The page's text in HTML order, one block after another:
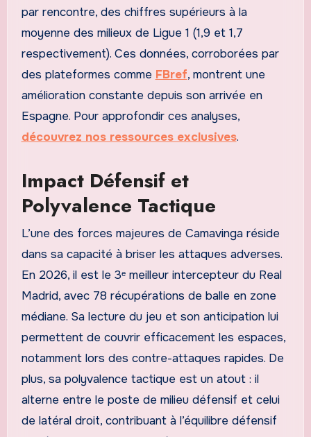
par rencontre, des chiffres supérieurs à la
moyenne des milieux de Ligue 1 (1,9 et 1,7
respectivement). Ces données, corroborées par
des plateformes comme FBref, montrent une
amélioration constante depuis son arrivée en
Espagne. Pour approfondir ces analyses,
découvrez nos ressources exclusives.
Impact Défensif et
Polyvalence Tactique
L’une des forces majeures de Camavinga réside
dans sa capacité à briser les attaques adverses.
En 2026, il est le 3ᵉ meilleur intercepteur du Real
Madrid, avec 78 récupérations de balle en zone
médiane. Sa lecture du jeu et son anticipation lui
permettent de couvrir efficacement les espaces,
notamment lors des contre-attaques rapides. De
plus, sa polyvalence tactique est un atout : il
alterne entre le poste de milieu défensif et celui
de latéral droit, contribuant à l’équilibre défensif